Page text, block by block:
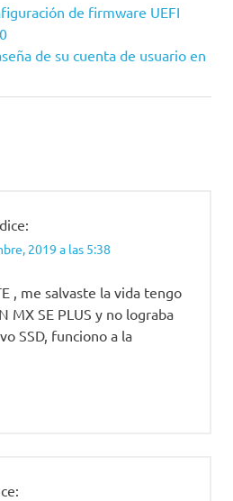
de firmware UEFI
de su cuenta de usuario en
dice:
2019 a las 5:38
, me salvaste la vida tengo
MX SE PLUS y no lograba
SSD, funciono a la